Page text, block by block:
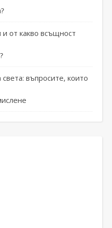
от какво всъщност
въпросите, които